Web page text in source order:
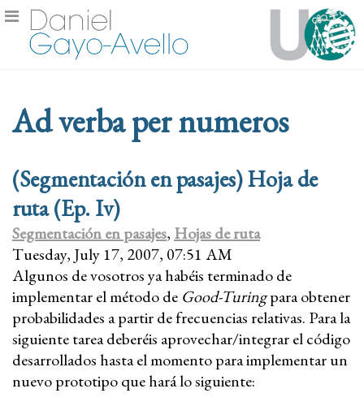
Ad verba per numeros
(Segmentación en pasajes) Hoja de
ruta (Ep. Iv)
Segmentación en pasajes, Hojas de ruta
Tuesday, July 17, 2007, 07:51 AM
Algunos de vosotros ya habéis terminado de
implementar el método de Good-Turingpara obtener
probabilidades a partir de frecuencias relativas. Para la
siguiente tarea deberéis aprovechar/integrar el código
desarrollados hasta el momento para implementar un
nuevo prototipo que hará lo siguiente: